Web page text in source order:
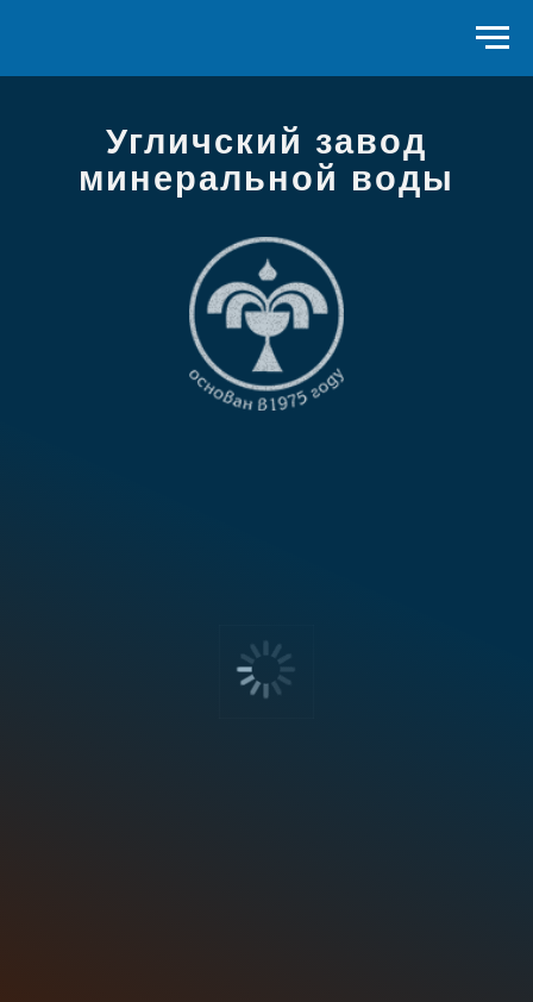
Угличский завод
минеральной воды